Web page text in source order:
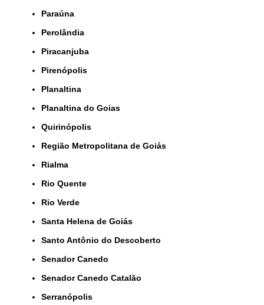
Paraúna
Perolândia
Piracanjuba
Pirenópolis
Planaltina
Planaltina do Goias
Quirinópolis
Região Metropolitana de Goiás
Rialma
Rio Quente
Rio Verde
Santa Helena de Goiás
Santo Antônio do Descoberto
Senador Canedo
Senador Canedo Catalão
Serranópolis